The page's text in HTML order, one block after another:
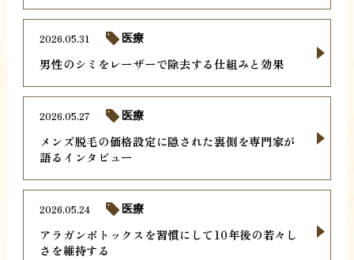
男性のシミをレーザーで除去する仕組みと効果
2026.05.31 医療
メンズ脱毛の価格設定に隠された裏側を専門家が
語るインタビュー
2026.05.27 医療
アラガンボトックスを習慣にして10年後の若々し
さを維持する
2026.05.24 医療